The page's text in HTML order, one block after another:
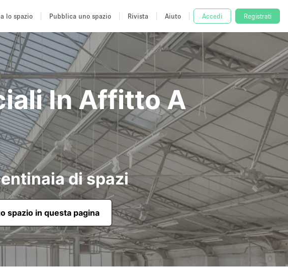
lo spazio Pubblica uno spazio Rivista Aiuto Accedi Registrati
In Affitto A
di spazi
spazio in questa pagina